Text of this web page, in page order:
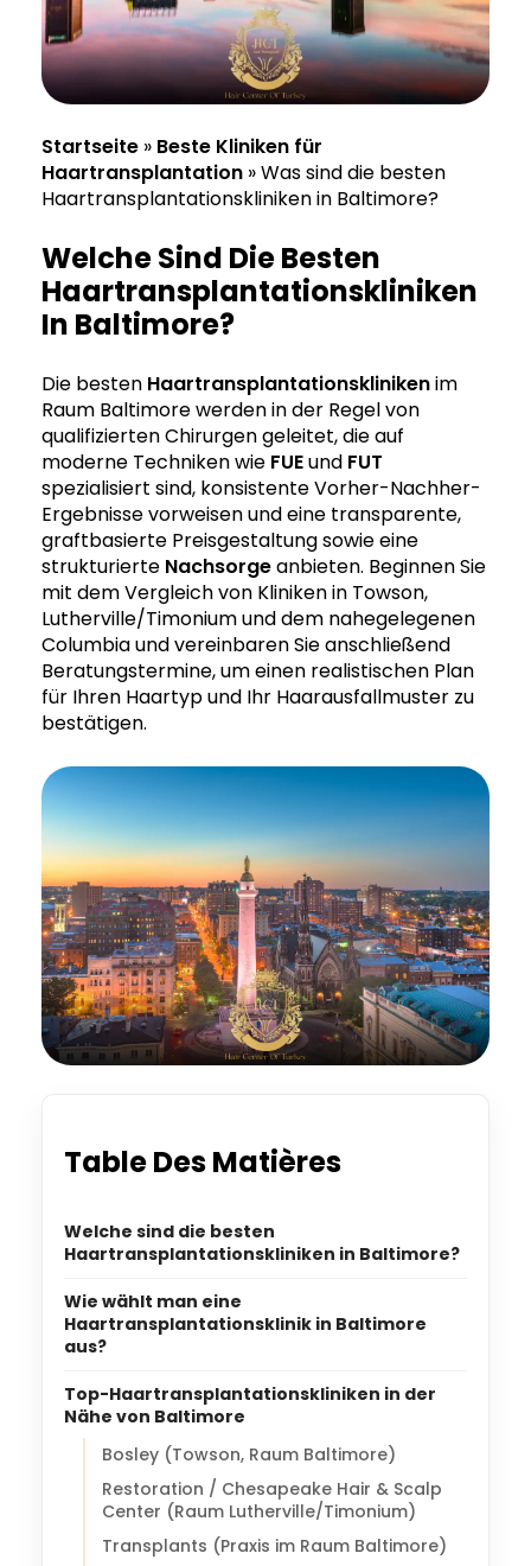
Startseite » Beste Kliniken für
Haartransplantation »Was sind die besten
Haartransplantationskliniken in Baltimore?
Welche Sind Die Besten
Haartransplantationskliniken
In Baltimore?
Die besten Haartransplantationsklinikenim
Raum Baltimore werden in der Regel von
qualifizierten Chirurgen geleitet, die auf
moderne Techniken wie FUEund FUT
spezialisiert sind, konsistente Vorher-Nachher-
Ergebnisse vorweisen und eine transparente,
graftbasierte Preisgestaltung sowie eine
strukturierte Nachsorgeanbieten. Beginnen Sie
mit dem Vergleich von Kliniken in Towson,
Lutherville/Timonium und dem nahegelegenen
Columbia und vereinbaren Sie anschließend
Beratungstermine, um einen realistischen Plan
für Ihren Haartyp und Ihr Haarausfallmuster zu
bestätigen.
Table Des Matières
Welche sind die besten
Haartransplantationskliniken in Baltimore?
Wie wählt man eine
Haartransplantationsklinik in Baltimore
aus?
Top-Haartransplantationskliniken in der
Nähe von Baltimore
Bosley (Towson, Raum Baltimore)
Restoration / Chesapeake Hair & Scalp
Center (Raum Lutherville/Timonium)
Transplants (Praxis im Raum Baltimore)